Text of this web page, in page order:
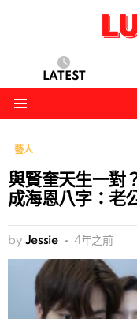
LATEST
藝人
與賢奎天生一對
成海恩八字：老
by Jessie 4年之前